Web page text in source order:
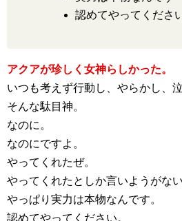
認めてやってくださ
アクアが珍しく女神らしかった。
いつも考えず行動し、やらかし、
そんな駄目神。
なのに。
なのにですよ。
やってくれたぜ。
やってくれたとしか言いようがない
やっぱり実力は本物なんです。
認めてやってください。